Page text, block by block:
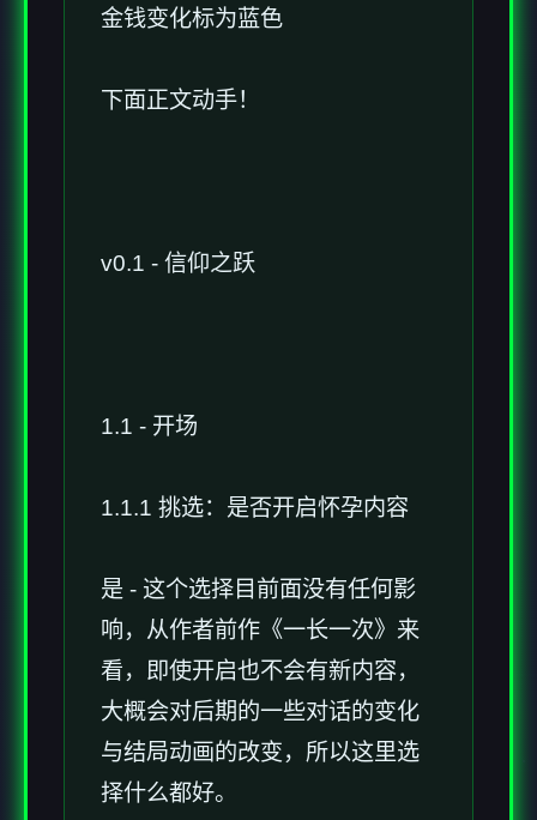
金钱变化标为蓝色
下面正文动手！
v0.1 - 信仰之跃
1.1 - 开场
1.1.1 挑选：是否开启怀孕内容
是 - 这个选择目前面没有任何影
响，从作者前作《一长一次》来
看，即使开启也不会有新内容，
大概会对后期的一些对话的变化
与结局动画的改变，所以这里选
择什么都好。